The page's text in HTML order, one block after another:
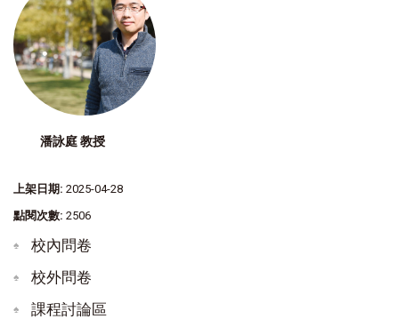
潘詠庭 教授
上架日期: 2025-04-28
點閱次數: 2506
校內問卷
校外問卷
課程討論區